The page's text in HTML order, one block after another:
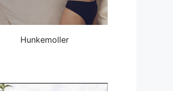
Hunkemoller